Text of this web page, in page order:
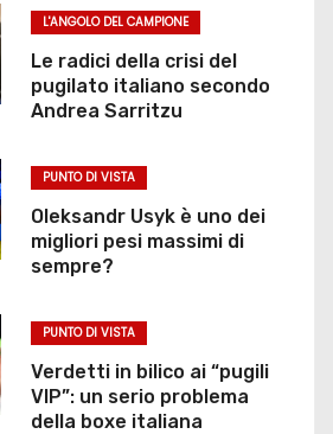
L'ANGOLO DEL CAMPIONE
Le radici della crisi del
pugilato italiano secondo
Andrea Sarritzu
PUNTO DI VISTA
Oleksandr Usyk è uno dei
migliori pesi massimi di
sempre?
PUNTO DI VISTA
Verdetti in bilico ai “pugili
VIP”: un serio problema
della boxe italiana